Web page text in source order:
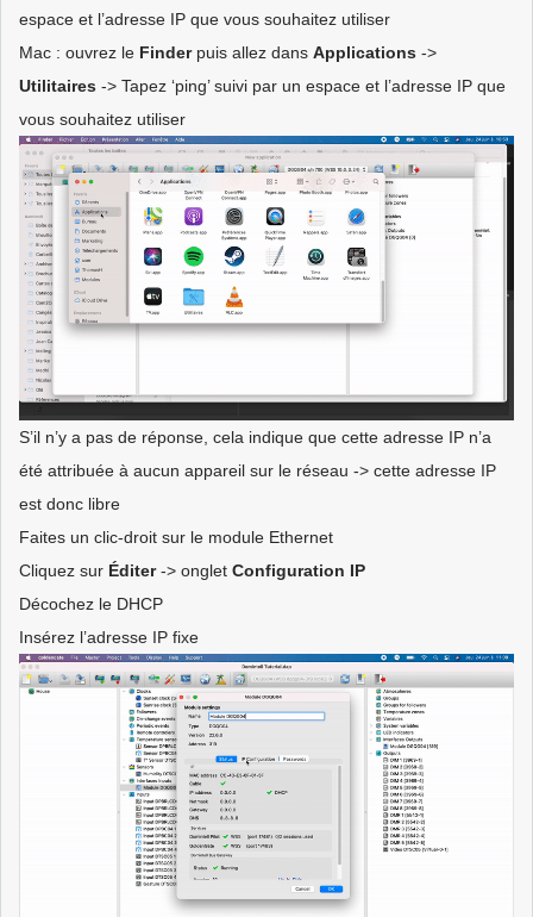
espace et l’adresse IP que vous souhaitez utiliser
Mac : ouvrez le Finder puis allez dans Applications ->
Utilitaires -> Tapez ‘ping’ suivi par un espace et l’adresse IP que
vous souhaitez utiliser
S’il n’y a pas de réponse, cela indique que cette adresse IP n’a
été attribuée à aucun appareil sur le réseau -> cette adresse IP
est donc libre
Faites un clic-droit sur le module Ethernet
Cliquez sur Éditer-> onglet Configuration IP
Décochez le DHCP
Insérez l’adresse IP fixe